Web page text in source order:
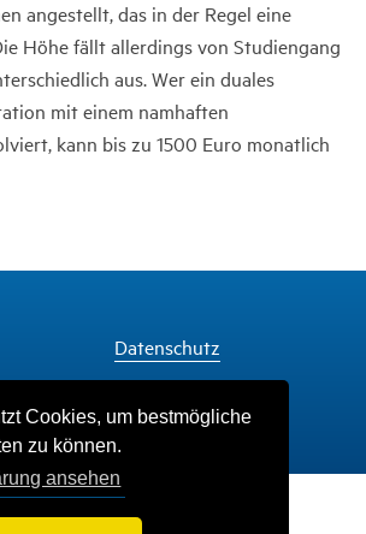
Cookies, um bestmögliche
zu können.
ansehen
angestellt, das in der Regel eine
Höhe fällt allerdings von Studiengang
aus. Wer ein duales
mit einem namhaften
kann bis zu 1500 Euro monatlich
Datenschutz